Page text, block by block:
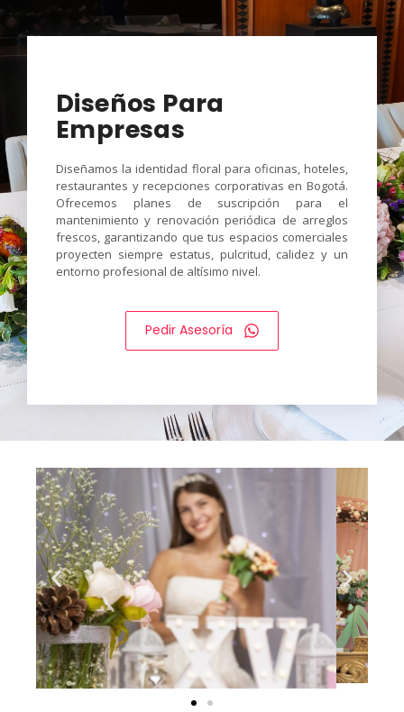
Diseños Para
Empresas
Diseñamos la identidad floral para oficinas, hoteles,
restaurantes y recepciones corporativas en Bogotá.
Ofrecemos planes de suscripción para el
mantenimiento y renovación periódica de arreglos
frescos, garantizando que tus espacios comerciales
proyecten siempre estatus, pulcritud, calidez y un
entorno profesional de altísimo nivel.
Pedir Asesoría